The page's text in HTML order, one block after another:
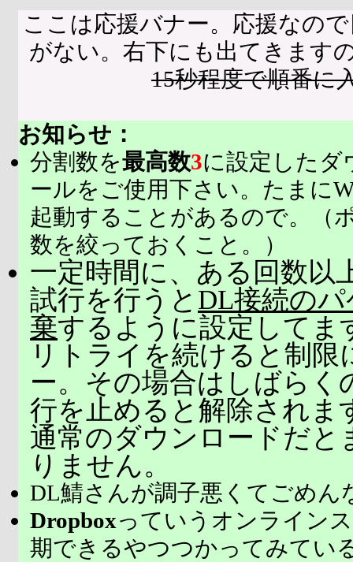
ここは応援バナー。応援なの
がない。右下にも出てきます
15秒程度で順番に
お知らせ：
分割数を最高数3に設定したダ
ールをご使用下さい。たまに
起動することがあるので。（
数を絞っておくこと。）
一定時間に、ある回数以
試行を行うと DL接続の
棄するように設定してま
リトライを続けると制限
ー。その場合はしばらく
行を止めると解除されま
通常のダウンロードだと
りません。
DL鯖さんが調子悪くてごめん
Dropboxっていうオンライン
期できるやつつかってみてい